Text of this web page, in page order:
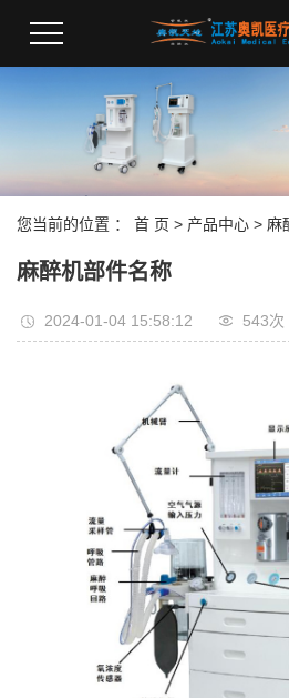
您当前的位置 ： 首 页 > 产品中心 > 麻
麻醉机部件名称
2024-01-04 15:58:12 543次